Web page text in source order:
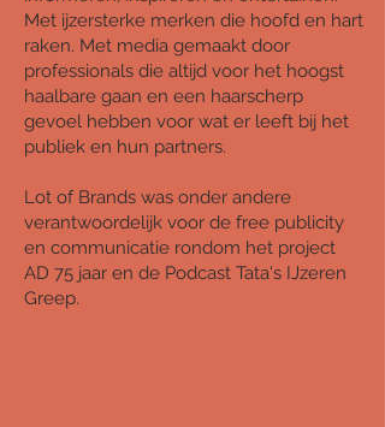
Met ijzersterke merken die hoofd en hart
raken. Met media gemaakt door
professionals die altijd voor het hoogst
haalbare gaan en een haarscherp
gevoel hebben voor wat er leeft bij het
publiek en hun partners.
Lot of Brands was onder andere
verantwoordelijk voor de free publicity
en communicatie rondom het project
AD 75 jaar en de Podcast Tata's IJzeren
Greep.